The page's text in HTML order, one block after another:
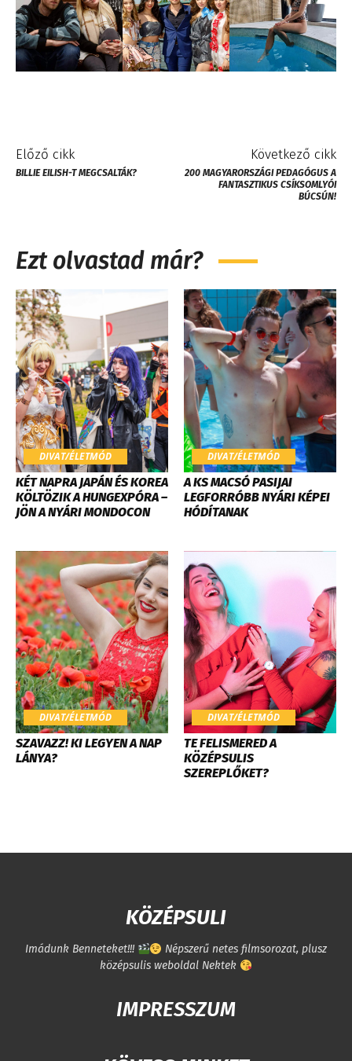
Előző cikk
BILLIE EILISH-T MEGCSALTÁK?
Következő cikk
200 MAGYARORSZÁGI PEDAGÓGUS A
FANTASZTIKUS CSÍKSOMLYÓI
BÚCSÚN!
Ezt olvastad már?
DIVAT/ÉLETMÓD
KÉT NAPRA JAPÁN ÉS KOREA
KÖLTÖZIK A HUNGEXPÓRA –
JÖN A NYÁRI MONDOCON
DIVAT/ÉLETMÓD
A KS MACSÓ PASIJAI
LEGFORRÓBB NYÁRI KÉPEI
HÓDÍTANAK
DIVAT/ÉLETMÓD
SZAVAZZ! KI LEGYEN A NAP
LÁNYA?
DIVAT/ÉLETMÓD
TE FELISMERED A
KÖZÉPSULIS
SZEREPLŐKET?
KÖZÉPSULI
Imádunk Benneteket!!!
Népszerű netes filmsorozat, plusz
középsulis weboldal Nektek
IMPRESSZUM